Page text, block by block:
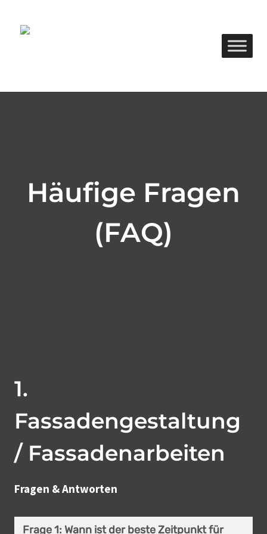
Inhalt
Häufige Fragen
(FAQ)
1.
Fassadengestaltung
/ Fassadenarbeiten
Fragen & Antworten
Frage 1: Wann ist der beste Zeitpunkt für